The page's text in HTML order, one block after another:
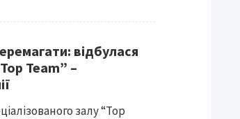
відбулася
Team” –
залу “Top